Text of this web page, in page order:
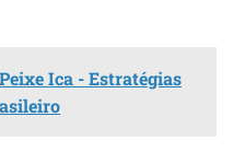
Ica - Estratégias